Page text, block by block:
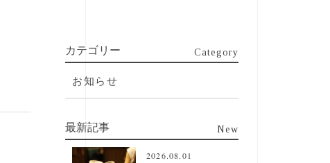
カテゴリー Category
お知らせ
最新記事 New
2026.08.01